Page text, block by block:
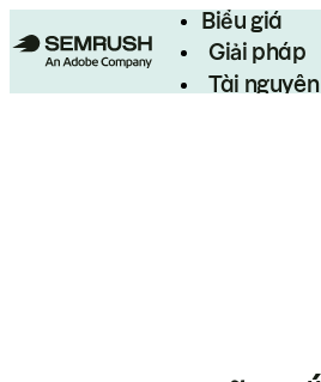
Biểu giá
Giải pháp
Tài nguyên